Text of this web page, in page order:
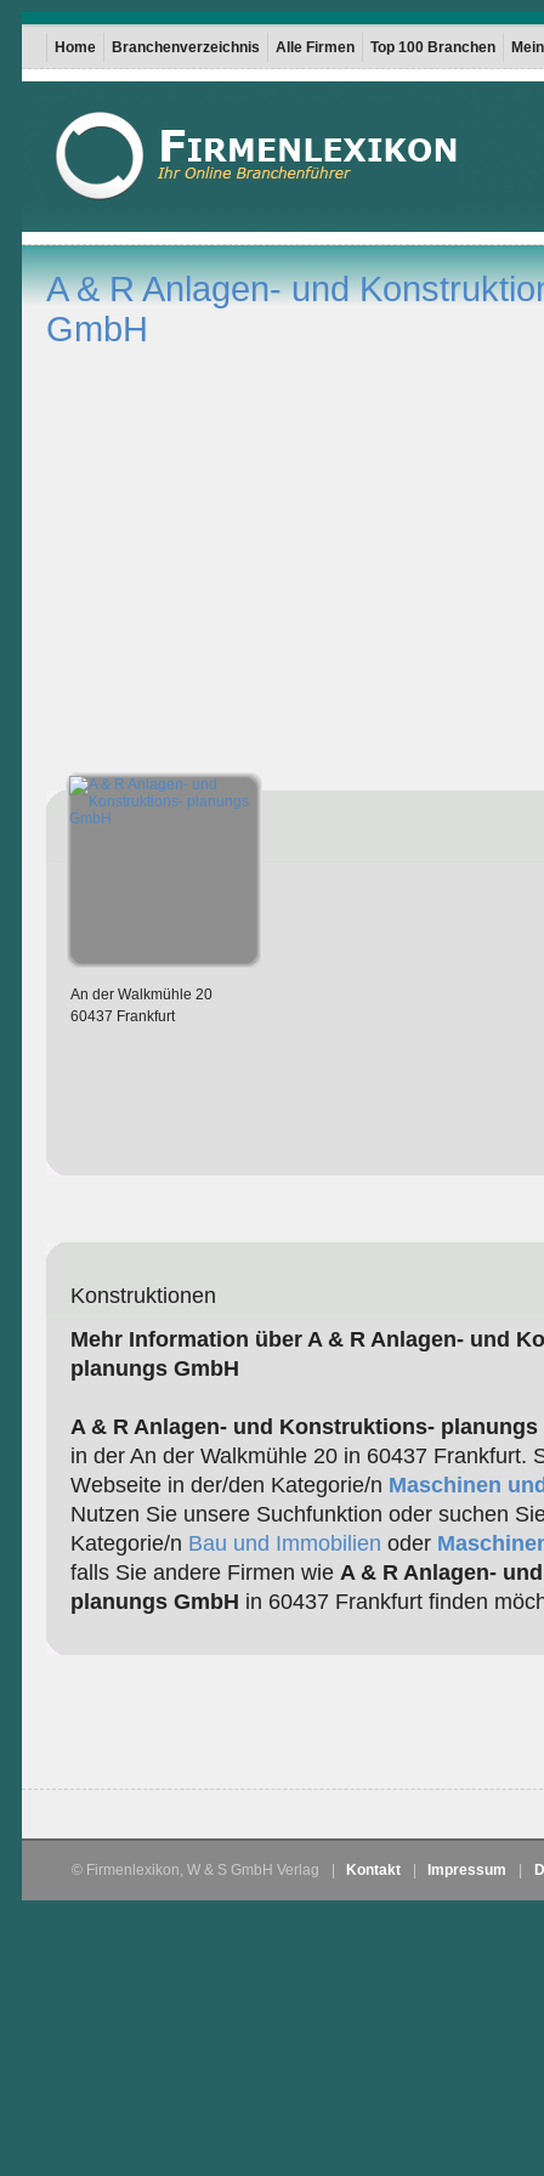
Home Branchenverzeichnis Alle Firmen Top 100 Branchen
A & R Anlagen- und
GmbH
An der Walkmühle 20
60437 Frankfurt
Konstruktionen
Mehr Information über A & R Anlagen- und
planungs GmbH
A & R Anlagen- und Konstruktions- planungs
in der An der Walkmühle 20 in 60437 Frankfurt.
Webseite in der/den Kategorie/n Maschinen
Nutzen Sie unsere Suchfunktion oder suchen
Kategorie/n Bau und Immobilien oder
falls Sie andere Firmen wie A & R Anlagen-
planungs GmbH in 60437 Frankfurt finden
© Firmenlexikon, W & S GmbH Verlag Kontakt Impressum